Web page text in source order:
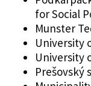
for Social
Munster
University
University
Prešovský